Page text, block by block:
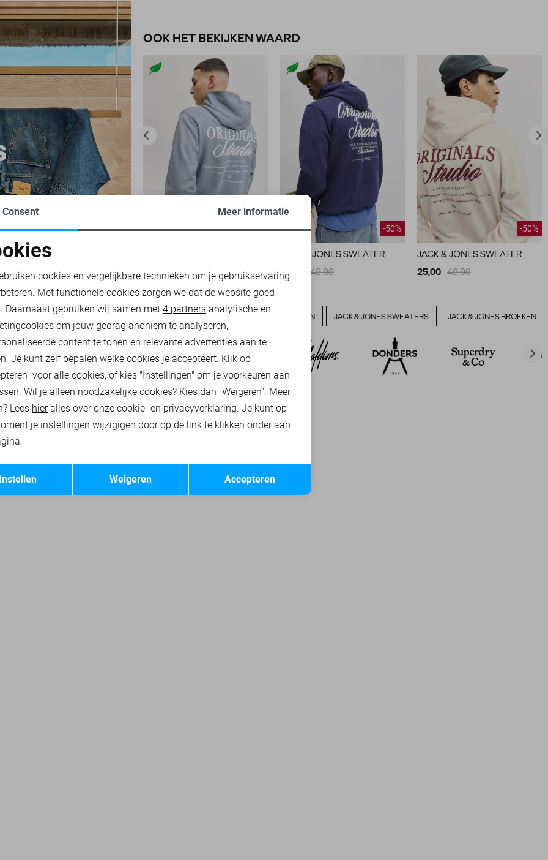
OOK HET BEKIJKEN WAARD
-50%
25,00 49,99
-50%
JACK & JONES SWEATER
25,00 49,99
-50%
JACK & JONES SWEATER
25,00 49,99
T-SHIRTS JACK & JONES ACCESSOIRES JACK & JONES OVERHEMDEN JACK & JONES SWEATERS JACK & JONES BROEKEN
cookies
cookies Marketing cookies
Terug Opslaan
Consent Meer informatie
cookies en vergelijkbare technieken om je gebruikservaring
Met functionele cookies zorgen we dat de website goed
Daarnaast gebruiken wij samen met 4 partners analytische en
om jouw gedrag anoniem te analyseren,
content te tonen en relevante advertenties aan te
Je kunt zelf bepalen welke cookies je accepteert. Klik op
voor alle cookies, of kies "Instellingen" om je voorkeuren aan
Wil je alleen noodzakelijke cookies? Kies dan "Weigeren". Meer
Lees hieralles over onze cookie- en privacyverklaring. Je kunt op
je instellingen wijzigigen door op de link te klikken onder aan
Accepteren
Weigeren